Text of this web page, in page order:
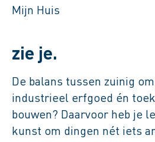
Mijn Huis
Terug naar het drijfveren
zie je.
De balans tussen zuinig
industrieel erfgoed én
bouwen? Daarvoor heb je
kunst om dingen nét iets